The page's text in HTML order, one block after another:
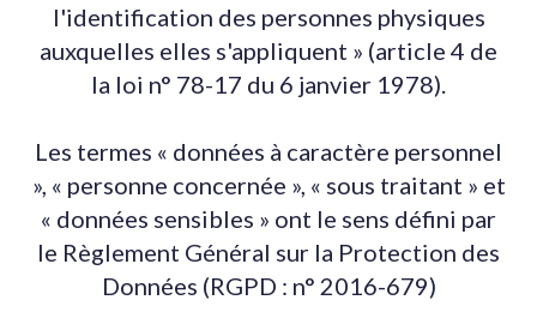
l'identification des personnes physiques
auxquelles elles s'appliquent » (article 4 de
la loi n° 78-17 du 6 janvier 1978).
Les termes « données à caractère personnel
», « personne concernée », « sous traitant » et
« données sensibles » ont le sens défini par
le Règlement Général sur la Protection des
Données (RGPD : n° 2016-679)